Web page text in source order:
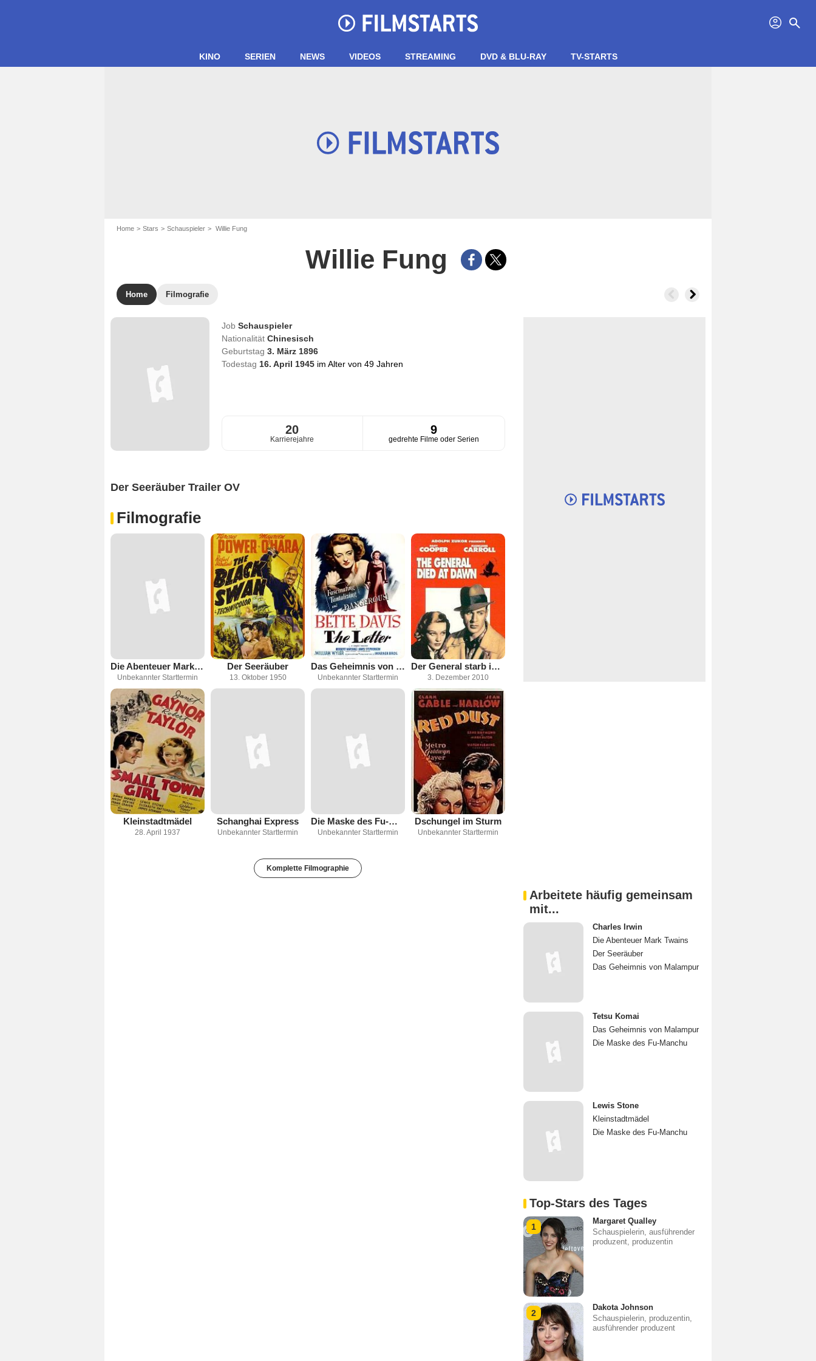
profil search
KINO SERIEN NEWS VIDEOS STREAMING DVD & BLU-RAY TV-STARTS
Home Stars Schauspieler Willie Fung
Willie Fung
Home Filmografie
Job Schauspieler
Nationalität Chinesisch
Geburtstag 3. März 1896
Todestag 16. April 1945 im Alter von 49 Jahren
20
Karrierejahre
9
gedrehte Filme oder Serien
Der Seeräuber Trailer OV
Filmografie
Die Abenteuer Mark Twains
Unbekannter Starttermin
Der Seeräuber
13. Oktober 1950
Das Geheimnis von Malampur
Unbekannter Starttermin
Der General starb im Morgengrauen
3. Dezember 2010
Kleinstadtmädel
28. April 1937
Schanghai Express
Unbekannter Starttermin
Die Maske des Fu-Manchu
Unbekannter Starttermin
Dschungel im Sturm
Unbekannter Starttermin
Komplette Filmographie
Arbeitete häufig gemeinsam
mit...
Charles Irwin
Die Abenteuer Mark Twains
Der Seeräuber
Das Geheimnis von Malampur
Tetsu Komai
Das Geheimnis von Malampur
Die Maske des Fu-Manchu
Lewis Stone
Kleinstadtmädel
Die Maske des Fu-Manchu
Top-Stars des Tages
1
Margaret Qualley
Schauspielerin, ausführender
produzent, produzentin
2
Dakota Johnson
Schauspielerin, produzentin,
ausführender produzent